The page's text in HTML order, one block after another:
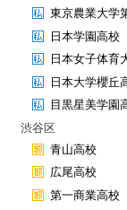
東京農業大学
日本学園高校
日本女子体育
日本大学櫻丘
目黒星美学園
渋谷区
青山高校
広尾高校
第一商業高校